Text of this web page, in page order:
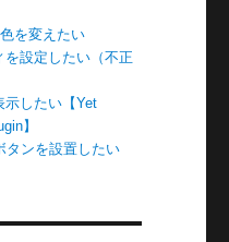
を変えたい
設定したい（不正
示したい【Yet
】
タンを設置したい